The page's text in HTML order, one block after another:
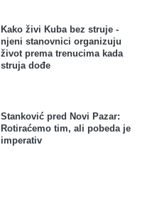
Kako živi Kuba bez struje -
njeni stanovnici organizuju
život prema trenucima kada
struja dođe
Stanković pred Novi Pazar:
Rotiraćemo tim, ali pobeda je
imperativ